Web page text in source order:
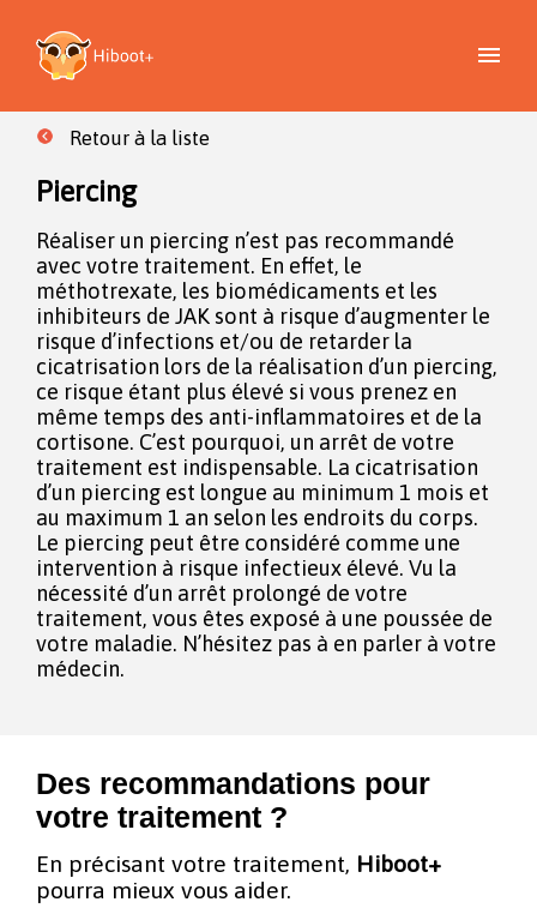
Retour à la liste
Piercing
Réaliser un piercing n’est pas recommandé
avec votre traitement. En effet, le
méthotrexate, les biomédicaments et les
inhibiteurs de JAK sont à risque d’augmenter le
risque d’infections et/ou de retarder la
cicatrisation lors de la réalisation d’un piercing,
ce risque étant plus élevé si vous prenez en
même temps des anti-inflammatoires et de la
cortisone. C’est pourquoi, un arrêt de votre
traitement est indispensable. La cicatrisation
d’un piercing est longue au minimum 1 mois et
au maximum 1 an selon les endroits du corps.
Le piercing peut être considéré comme une
intervention à risque infectieux élevé. Vu la
nécessité d’un arrêt prolongé de votre
traitement, vous êtes exposé à une poussée de
votre maladie. N’hésitez pas à en parler à votre
médecin.
Des recommandations pour
votre traitement ?
En précisant votre traitement, Hiboot+
pourra mieux vous aider.